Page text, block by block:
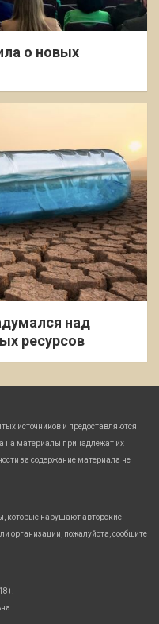
о новых
над
ресурсов
источников и предоставляются
на материалы принадлежат их
за содержание материала не
которые нарушают авторские
организации, пожалуйста, сообщите